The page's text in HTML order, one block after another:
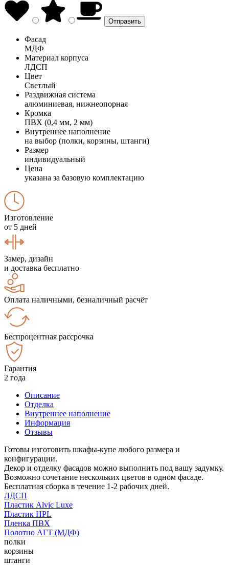
Фасад
МДФ
Материал корпуса
ЛДСП
Цвет
Светлый
Раздвижная система
алюминиевая, нижнеопорная
Кромка
ПВХ (0,4 мм, 2 мм)
Внутреннее наполнение
на выбор (полки, корзины, штанги)
Размер
индивидуальный
Цена
указана за базовую комплектацию
Изготовление
от 5 дней
Замер, дизайн
и доставка бесплатно
Оплата наличными, безналичный расчёт
Беспроцентная рассрочка
Гарантия
2 года
Описание
Отделка
Внутреннее наполнение
Информация
Отзывы
Готовы изготовить шкафы-купе любого размера и
конфигурации.
Декор и отделку фасадов можно выполнить под вашу задумку.
Возможно сочетание нескольких цветов в одном фасаде.
Бесплатная сборка в течение 1-2 рабочих дней.
ЛДСП
Пластик Alvic Luxe
Пластик HPL
Пленка ПВХ
Полотно АГТ (МДФ)
полки
корзины
штанги